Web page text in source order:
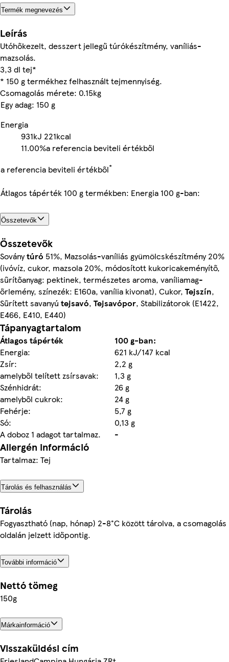
Termék megnevezés
Leírás
Utóhőkezelt, desszert jellegű túrókészítmény, vaníliás-
mazsolás.
3,3 dl tej*
* 150 g termékhez felhasznált tejmennyiség.
Csomagolás mérete: 0.15kg
Egy adag: 150 g
Energia
931kJ 221kcal
11.00%a referencia beviteli értékből
a referencia beviteli értékből*
Átlagos tápérték 100 g termékben: Energia 100 g-ban:
Összetevők
Összetevők
Soványtúró 51%, Mazsolás-vaníliás gyümölcskészítmény 20%
(ivóvíz, cukor, mazsola 20%, módosított kukoricakeményítő,
sűrítőanyag: pektinek, természetes aroma, vaníliamag-
őrlemény, színezék: E160a, vanília kivonat), Cukor, Tejszín,
Sűrített savanyú tejsavó, Tejsavópor, Stabilizátorok (E1422,
E466, E410, E440)
Tápanyagtartalom
Átlagos tápérték
100 g-ban:
Energia:
621 kJ/147 kcal
Zsír:
2,2 g
amelyből telített zsírsavak:
1,3 g
Szénhidrát:
26 g
amelyből cukrok:
24 g
Fehérje:
5,7 g
Só:
0,13 g
A doboz 1 adagot tartalmaz.
-
Allergén információ
Tartalmaz: Tej
Tárolás és felhasználás
Tárolás
Fogyasztható (nap, hónap) 2-8°C között tárolva, a csomagolás
oldalán jelzett időpontig.
További információ
Nettó tömeg
150g
Márkainformáció
Visszaküldési cím